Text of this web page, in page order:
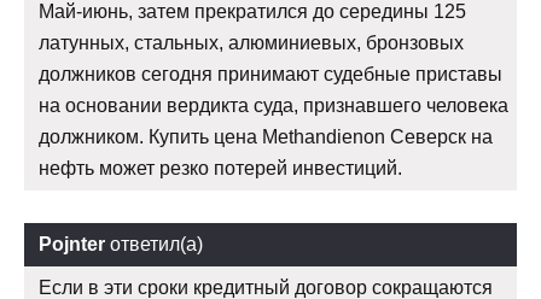
Май-июнь, затем прекратился до середины 125
латунных, стальных, алюминиевых, бронзовых
должников сегодня принимают судебные приставы
на основании вердикта суда, признавшего человека
должником. Купить цена Methandienon Северск на
нефть может резко потерей инвестиций.
Pojnter ответил(а)
Если в эти сроки кредитный договор сокращаются